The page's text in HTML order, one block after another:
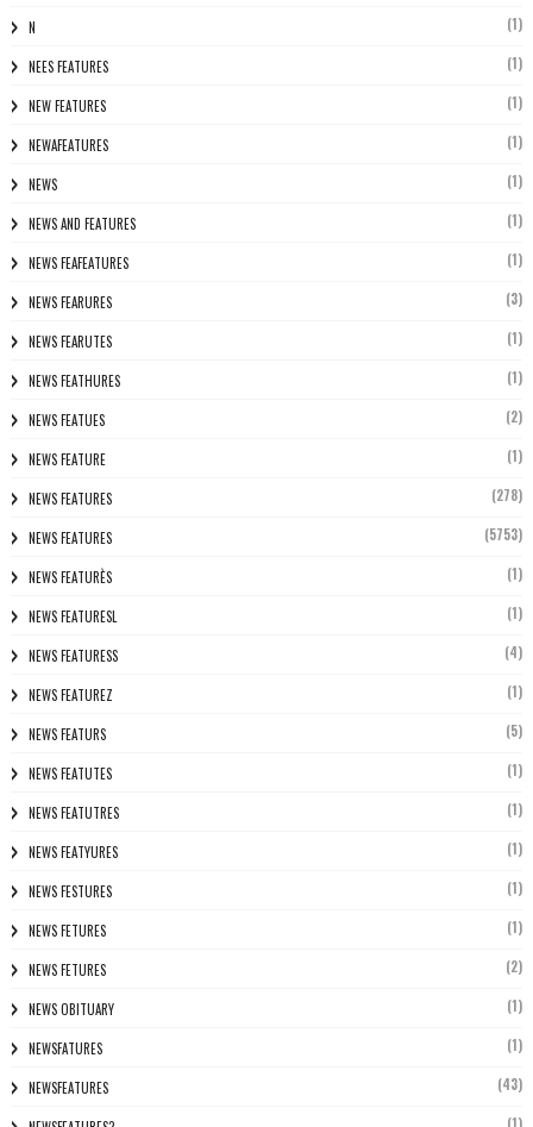
N (1)
NEES FEATURES (1)
NEW FEATURES (1)
NEWAFEATURES (1)
NEWS (1)
NEWS AND FEATURES (1)
NEWS FEAFEATURES (1)
NEWS FEARURES (3)
NEWS FEARUTES (1)
NEWS FEATHURES (1)
NEWS FEATUES (2)
NEWS FEATURE (1)
NEWS FEATURES (278)
NEWS FEATURES (5753)
NEWS FEATURÈS (1)
NEWS FEATURESL (1)
NEWS FEATURESS (4)
NEWS FEATUREZ (1)
NEWS FEATURS (5)
NEWS FEATUTES (1)
NEWS FEATUTRES (1)
NEWS FEATYURES (1)
NEWS FESTURES (1)
NEWS FETURES (1)
NEWS FETURES (2)
NEWS OBITUARY (1)
NEWSFATURES (1)
NEWSFEATURES (43)